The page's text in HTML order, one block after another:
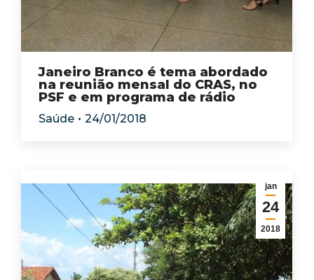
Janeiro Branco é tema abordado
na reunião mensal do CRAS, no
PSF e em programa de rádio
Saúde 24/01/2018
jan
24
2018